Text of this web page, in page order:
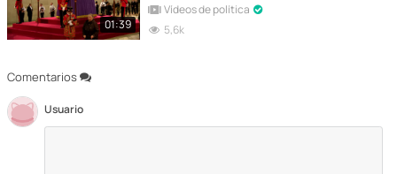
Comentarios
Usuario
01:39
Vídeos de política
5,6k